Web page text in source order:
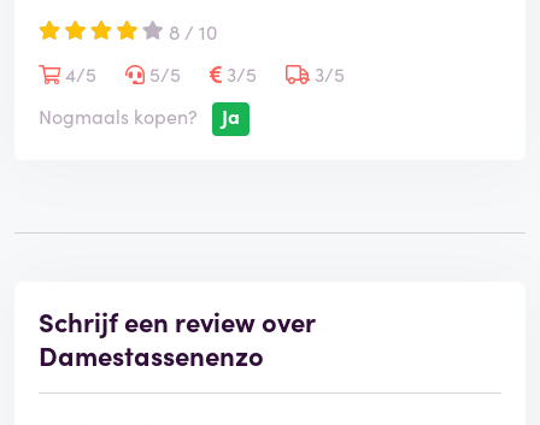
8 / 10
4/5
5/5 3/5
3/5
Nogmaals kopen?
Ja
Schrijf een review over
Damestassenenzo